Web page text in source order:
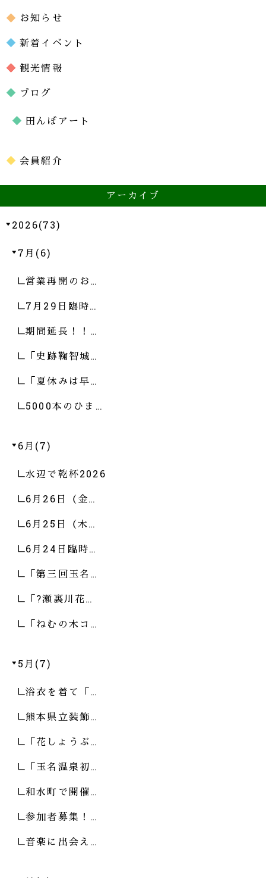
お知らせ
新着イベント
観光情報
ブログ
田んぼアート
会員紹介
アーカイブ
2026(73)
7月(6)
営業再開のお…
7月29日臨時…
期間延長！！…
「史跡鞠智城…
「夏休みは早…
5000本のひま…
6月(7)
水辺で乾杯2026
6月26日（金…
6月25日（木…
6月24日臨時…
「第三回玉名…
「?瀬裏川花…
「ねむの木コ…
5月(7)
浴衣を着て「…
熊本県立装飾…
「花しょうぶ…
「玉名温泉初…
和水町で開催…
参加者募集！…
音楽に出会え…